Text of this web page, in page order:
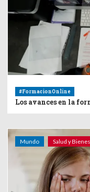
#FormacionOnline
Los avances en la
Mundo Salud y